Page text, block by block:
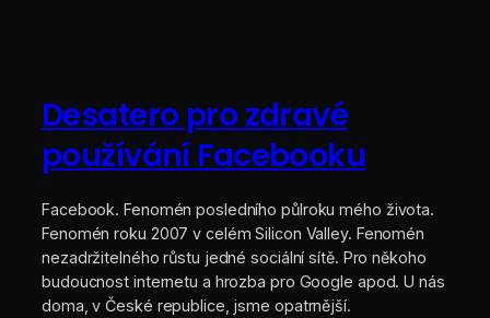
Desatero pro zdravé
používání Facebooku
Facebook. Fenomén posledního půlroku mého života.
Fenomén roku 2007 v celém Silicon Valley. Fenomén
nezadržitelného růstu jedné sociální sítě. Pro někoho
budoucnost internetu a hrozba pro Google apod. U nás
doma, v České republice, jsme opatrnější.